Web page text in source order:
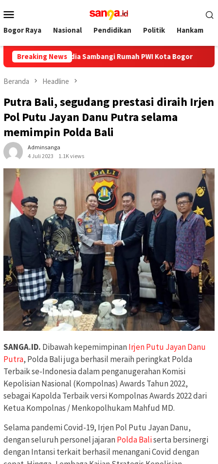
ke
kontenMobile
Bogor Raya Nasional Pendidikan Politik Hankam
Breaking News
Media Sambangi Rumah PWI Kota Bogor Hadiri HUT
Beranda Headline
Putra Bali, segudang prestasi diraih Irjen
Pol Putu Jayan Danu Putra selama
memimpin Polda Bali
Adminsanga
4 Juli 2023
1.1K views
SANGA.ID. Dibawah kepemimpinanIrjen Putu Jayan Danu
Putra, Polda Bali juga berhasil meraih peringkat Polda
Terbaik se-Indonesia dalam penganugerahan Komisi
Kepolisian Nasional (Kompolnas) Awards Tahun 2022,
sebagai Kapolda Terbaik versi Kompolnas Awards 2022 dari
Ketua Kompolnas / Menkopolhukam Mahfud MD.
Selama pandemi Covid-19, Irjen Pol Putu Jayan Danu,
dengan seluruh personel jajaranPolda Baliserta bersinergi
dengan Intansi terkait berhasil menangani Covid dengan